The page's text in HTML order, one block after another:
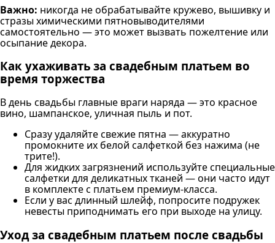
Важно: никогда не обрабатывайте кружево, вышивку и
стразы химическими пятновыводителями
самостоятельно — это может вызвать пожелтение или
осыпание декора.
Как ухаживать за свадебным платьем во
время торжества
В день свадьбы главные враги наряда — это красное
вино, шампанское, уличная пыль и пот.
Сразу удаляйте свежие пятна — аккуратно
промокните их белой салфеткой без нажима (не
трите!).
Для жидких загрязнений используйте специальные
салфетки для деликатных тканей — они часто идут
в комплекте с платьем премиум-класса.
Если у вас длинный шлейф, попросите подружек
невесты приподнимать его при выходе на улицу.
Уход за свадебным платьем после свадьбы